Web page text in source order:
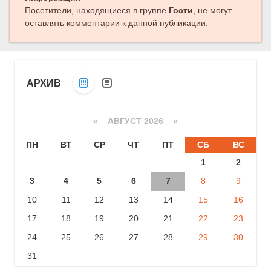
Посетители, находящиеся в группе Гости , не могут
оставлять комментарии к данной публикации.
АРХИВ
« АВГУСТ 2026 »
ПН ВТ СР ЧТ ПТ СБ
ВС
1
2
3
4 5 6 7 8
9
10
11 12 13 14 15
16
17
18 19 20 21 22
23
24
25 26 27 28 29
30
31